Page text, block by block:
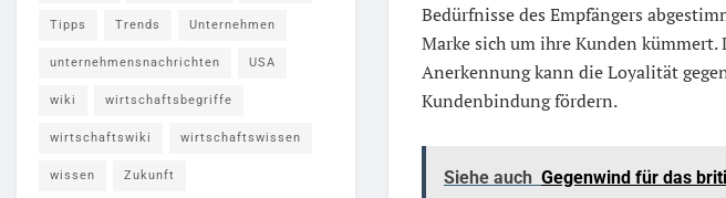
Bedürfnisse des Empfängers
Marke sich um ihre Kunden kümmert.
Anerkennung kann die Loyalität
Kundenbindung fördern.
Siehe auch Gegenwind für das
Tipps Trends Unternehmen
unternehmensnachrichten USA
wiki wirtschaftsbegriffe
wirtschaftswiki wirtschaftswissen
wissen Zukunft